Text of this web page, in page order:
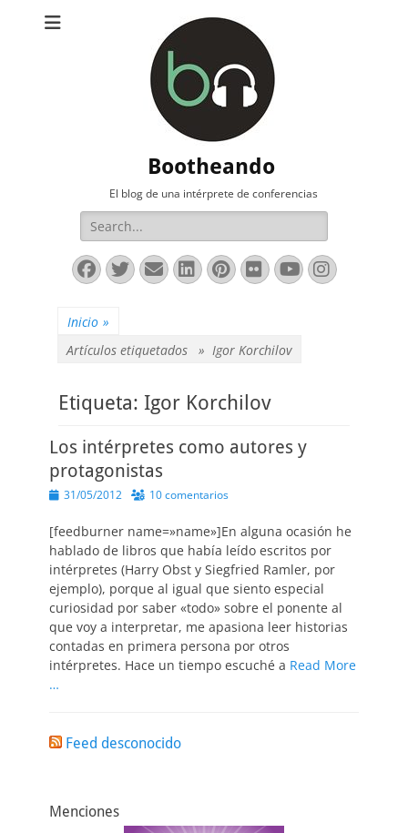
Bootheando
El blog de una intérprete de conferencias
Buscar:
Facebook
Twitter
Correo
electrónico
LinkedIn
Pinterest
FlickrYouTube
Inicio »
Artículos etiquetados » Igor Korchilov
Etiqueta: Igor Korchilov
Los intérpretes como autores y
protagonistas
Publicado
31/05/2012 10 comentarios
[feedburner name=»name»]En alguna ocasión he
hablado de libros que había leído escritos por
intérpretes (Harry Obst y Siegfried Ramler, por
ejemplo), porque al igual que siento especial
curiosidad por saber «todo» sobre el ponente al
que voy a interpretar, me apasiona leer historias
contadas en primera persona por otros
intérpretes. Hace un tiempo escuché a Read More
…
Feed desconocido
Menciones